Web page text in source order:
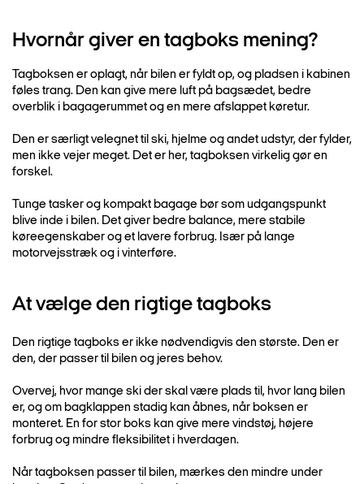
Hvornår giver en tagboks mening?
Tagboksen er oplagt, når bilen er fyldt op, og pladsen i kabinen
føles trang. Den kan give mere luft på bagsædet, bedre
overblik i bagagerummet og en mere afslappet køretur.
Den er særligt velegnet til ski, hjelme og andet udstyr, der fylder,
men ikke vejer meget. Det er her, tagboksen virkelig gør en
forskel.
Tunge tasker og kompakt bagage bør som udgangspunkt
blive inde i bilen. Det giver bedre balance, mere stabile
køreegenskaber og et lavere forbrug. Især på lange
motorvejsstræk og i vinterføre.
At vælge den rigtige tagboks
Den rigtige tagboks er ikke nødvendigvis den største. Den er
den, der passer til bilen og jeres behov.
Overvej, hvor mange ski der skal være plads til, hvor lang bilen
er, og om bagklappen stadig kan åbnes, når boksen er
monteret. En for stor boks kan give mere vindstøj, højere
forbrug og mindre fleksibilitet i hverdagen.
Når tagboksen passer til bilen, mærkes den mindre under